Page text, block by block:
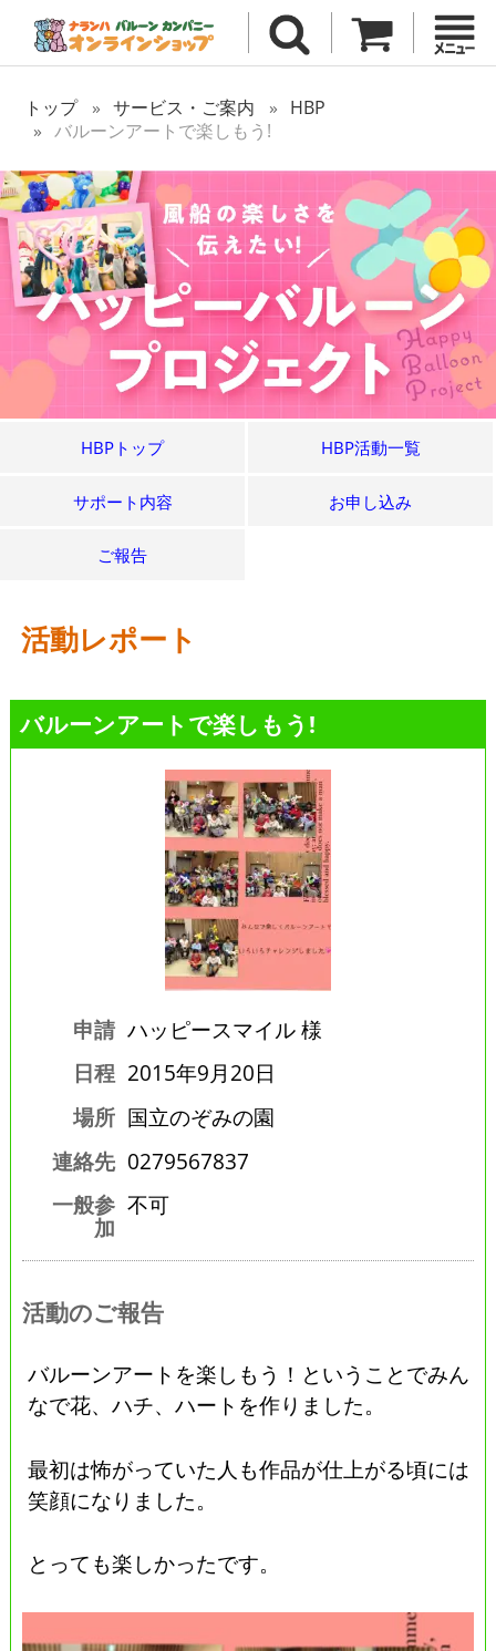
トップ サービス・ご案内
HBP
バルーンアートで楽しもう!
HBPトップ HBP活動一覧
サポート内容 お申し込み
ご報告
活動レポート
バルーンアートで楽しもう!
申請 ハッピースマイル 様
日程 2015年9月20日
場所 国立のぞみの園
連絡先 0279567837
一般参
加
不可
活動のご報告
バルーンアートを楽しもう！ということでみん
なで花、ハチ、ハートを作りました。
最初は怖がっていた人も作品が仕上がる頃には
笑顔になりました。
とっても楽しかったです。